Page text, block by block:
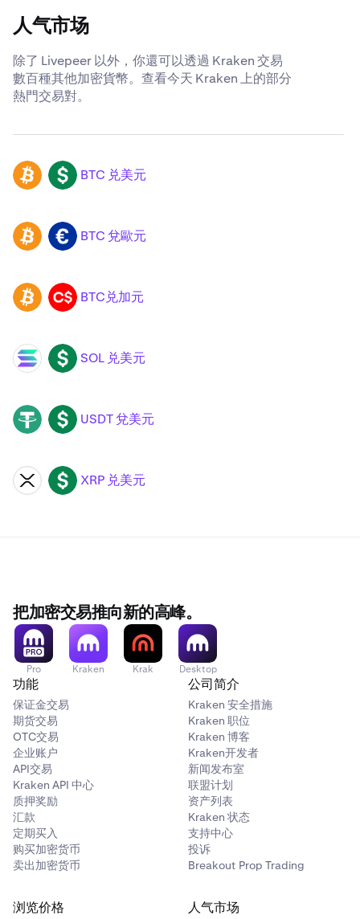
人气市场
除了 Livepeer 以外，你還可以透過 Kraken 交易
數百種其他加密貨幣。查看今天 Kraken 上的部分
熱門交易對。
BTC USD BTC 兑美元
BTC EUR BTC 兌歐元
BTC CAD BTC兑加元
SOL USD SOL 兑美元
USDT USD USDT 兌美元
XRP USD XRP 兑美元
把加密交易推向新的高峰。
Pro Kraken Krak Desktop
功能
保证金交易
期货交易
OTC交易
企业账户
API交易
Kraken API 中心
质押奖励
汇款
定期买入
购买加密货币
卖出加密货币
公司简介
Kraken 安全措施
Kraken 职位
Kraken 博客
Kraken开发者
新闻发布室
联盟计划
资产列表
Kraken 状态
支持中心
投诉
Breakout Prop Trading
浏览价格 人气市场